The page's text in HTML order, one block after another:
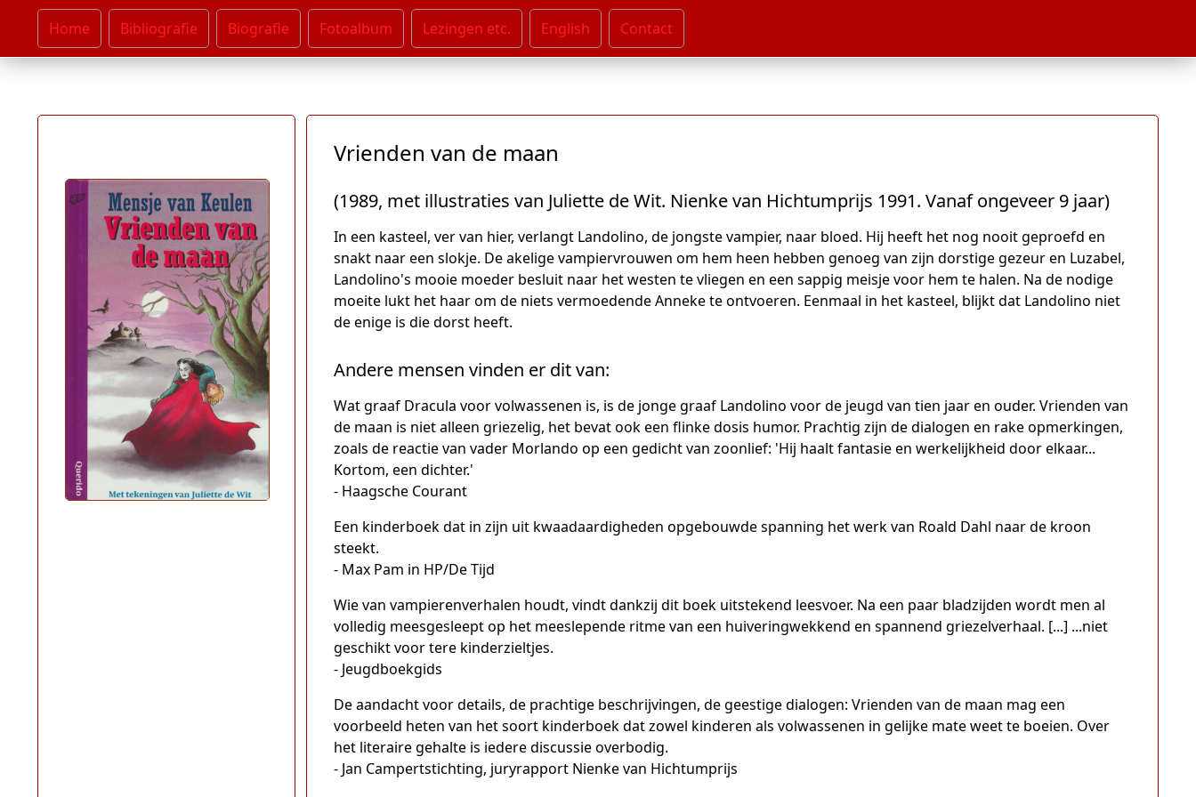
Home Bibliografie Biografie Fotoalbum Lezingen etc. English Contact
Vrienden van de maan
(1989, met illustraties van Juliette de Wit. Nienke van Hichtumprijs 1991. Vanaf ongeveer 9 jaar)
In een kasteel, ver van hier, verlangt Landolino, de jongste vampier, naar bloed. Hij heeft het nog nooit geproefd en
snakt naar een slokje. De akelige vampiervrouwen om hem heen hebben genoeg van zijn dorstige gezeur en Luzabel,
Landolino's mooie moeder besluit naar het westen te vliegen en een sappig meisje voor hem te halen. Na de nodige
moeite lukt het haar om de niets vermoedende Anneke te ontvoeren. Eenmaal in het kasteel, blijkt dat Landolino niet
de enige is die dorst heeft.
Andere mensen vinden er dit van:
Wat graaf Dracula voor volwassenen is, is de jonge graaf Landolino voor de jeugd van tien jaar en ouder. Vrienden van
de maan is niet alleen griezelig, het bevat ook een flinke dosis humor. Prachtig zijn de dialogen en rake opmerkingen,
zoals de reactie van vader Morlando op een gedicht van zoonlief: 'Hij haalt fantasie en werkelijkheid door elkaar...
Kortom, een dichter.'
- Haagsche Courant
Een kinderboek dat in zijn uit kwaadaardigheden opgebouwde spanning het werk van Roald Dahl naar de kroon
steekt.
- Max Pam in HP/De Tijd
Wie van vampierenverhalen houdt, vindt dankzij dit boek uitstekend leesvoer. Na een paar bladzijden wordt men al
volledig meesgesleept op het meeslepende ritme van een huiveringwekkend en spannend griezelverhaal. [...] ...niet
geschikt voor tere kinderzieltjes.
- Jeugdboekgids
De aandacht voor details, de prachtige beschrijvingen, de geestige dialogen: Vrienden van de maan mag een
voorbeeld heten van het soort kinderboek dat zowel kinderen als volwassenen in gelijke mate weet te boeien. Over
het literaire gehalte is iedere discussie overbodig.
- Jan Campertstichting, juryrapport Nienke van Hichtumprijs